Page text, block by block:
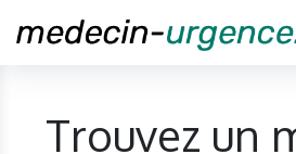
Trouvez un